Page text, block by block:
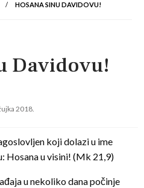
HOSANA SINU DAVIDOVU!
Davidovu!
2018.
koji dolazi u ime
Hosana u visini! (Mk 21,9)
u nekoliko dana počinje